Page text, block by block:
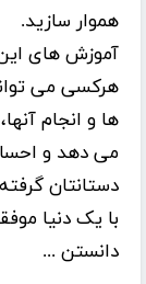
هموار سازید.
آموزش های
هرکسی می
ها و انجام
می دهد و
دستانتان
با یک دنیا
دانستن ...